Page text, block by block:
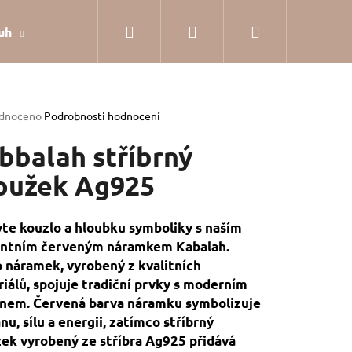
Dárkové balení Hodnocení obchodu
Přihlášení
Podrobnosti hodnocení
stříbrný
Ag925
kouzlo a hloubku symboliky s naším
červeným náramkem Kabalah.
náramek, vyrobený z kvalitních
spojuje tradiční prvky s moderním
Červená barva náramku symbolizuje
sílu a energii, zatímco stříbrný
vyrobený ze stříbra Ag925 přidává